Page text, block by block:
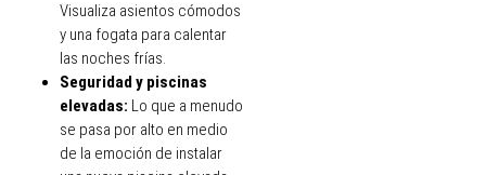
Visualiza asientos cómodos
y una fogata para calentar
las noches frías.
Seguridad y piscinas
elevadas: Lo que a menudo
se pasa por alto en medio
de la emoción de instalar